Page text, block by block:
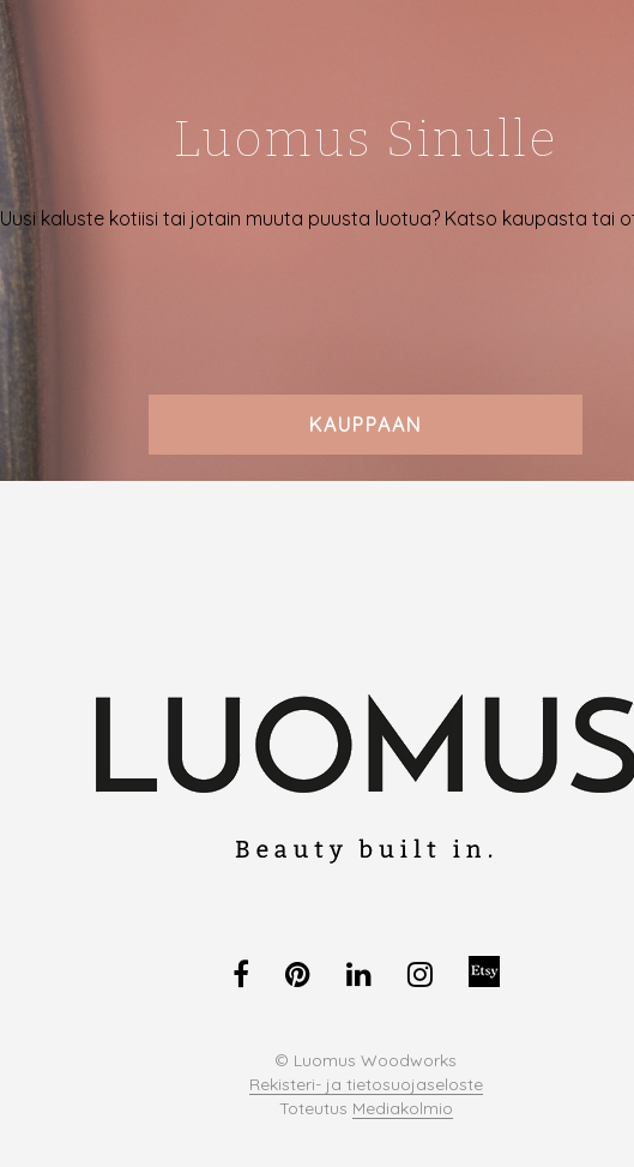
Luomus Sinulle
Uusi kaluste kotiisi tai jotain muuta puusta luotua? Katso kaupasta tai
KAUPPAAN
© Luomus Woodworks
Rekisteri- ja tietosuojaseloste
Toteutus Mediakolmio